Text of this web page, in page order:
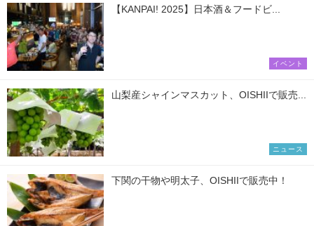
【KANPAI! 2025】日本酒＆フードビ...
イベント
山梨産シャインマスカット、OISHIIで販売...
ニュース
下関の干物や明太子、OISHIIで販売中！